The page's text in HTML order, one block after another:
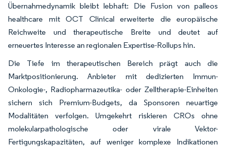
Übernahmedynamik bleibt lebhaft: Die Fusion von palleos
healthcare mit OCT Clinical erweiterte die europäische
Reichweite und therapeutische Breite und deutet auf
erneuertes Interesse an regionalen Expertise-Rollups hin.
Die Tiefe im therapeutischen Bereich prägt auch die
Marktpositionierung. Anbieter mit dedizierten Immun-
Onkologie-, Radiopharmazeutika- oder Zelltherapie-Einheiten
sichern sich Premium-Budgets, da Sponsoren neuartige
Modalitäten verfolgen. Umgekehrt riskieren CROs ohne
molekularpathologische oder virale Vektor-
Fertigungskapazitäten, auf weniger komplexe Indikationen